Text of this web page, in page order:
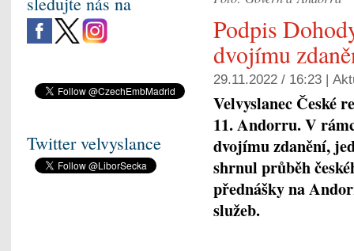
Podpis
dvojímu
29.11.2022 / 16:23 |
Velvyslanec České
11. Andorru. V
dvojímu zdanění,
shrnul průběh
přednášky na
služeb.
Twitter velvyslance